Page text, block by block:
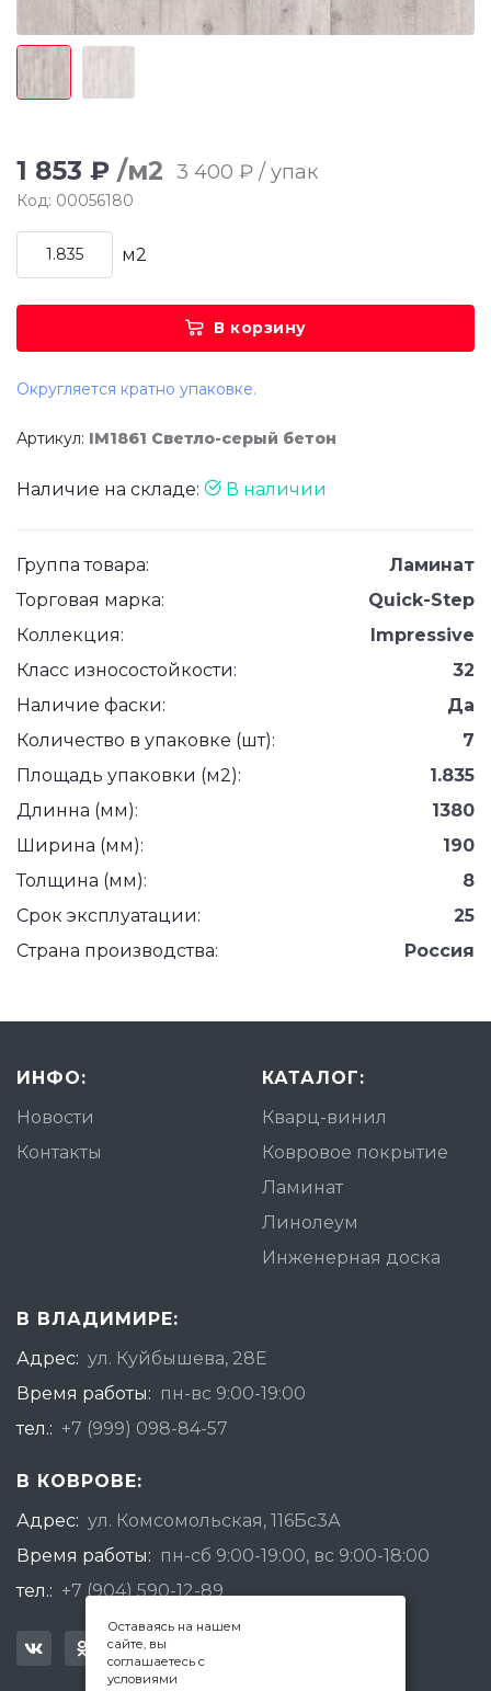
1 853 ₽ /м2 3 400 ₽ / упак
Код: 00056180
м2
В корзину
Округляется кратно упаковке.
Артикул: IM1861 Светло-серый бетон
Наличие на складе: В наличии
Группа товара:
Ламинат
Торговая марка:
Quick-Step
Коллекция:
Impressive
Класс износостойкости:
32
Наличие фаски:
Да
Количество в упаковке (шт):
7
Площадь упаковки (м2):
1.835
Длинна (мм):
1380
Ширина (мм):
190
Толщина (мм):
8
Срок эксплуатации:
25
Страна производства:
Россия
ИНФО:
Новости
Контакты
КАТАЛОГ:
Кварц-винил
Ковровое покрытие
Ламинат
Линолеум
Инженерная доска
В ВЛАДИМИРЕ:
Адрес: ул. Куйбышева, 28Е
Время работы: пн-вс 9:00-19:00
тел.: +7 (999) 098-84-57
В КОВРОВЕ:
Адрес: ул. Комсомольская, 116Бс3А
Время работы: пн-сб 9:00-19:00, вс 9:00-18:00
тел.: +7 (904) 590-12-89
Оставаясь на нашем
сайте, вы
соглашаетесь с
условиями